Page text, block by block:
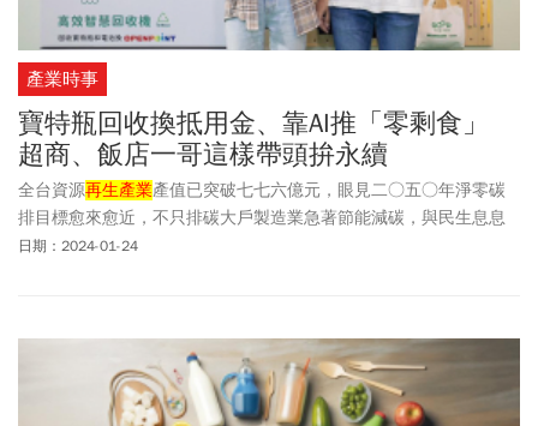
產業時事
寶特瓶回收換抵用金、靠AI推「零剩食」
超商、飯店一哥這樣帶頭拚永續
全台資源再生產業產值已突破七七六億元，眼見二○五○年淨零碳
排目標愈來愈近，不只排碳大戶製造業急著節能減碳，與民生息息
相關的服務業也早就動起來。看超商一哥統一超、飯店龍頭台北晶
日期：2024-01-24